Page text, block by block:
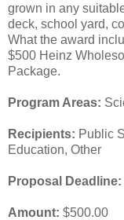
grown in any
deck, school yard,
What the award
$500 Heinz
Package.
Program Areas:
Recipients: Public
Education, Other
Proposal Deadline:
Amount: $500.00